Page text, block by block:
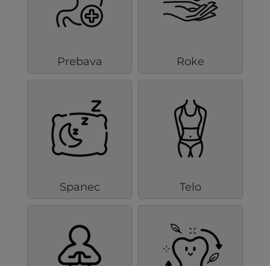
Prebava Roke
Spanec Telo